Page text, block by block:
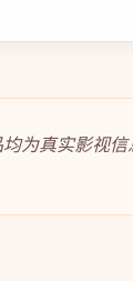
为真实影